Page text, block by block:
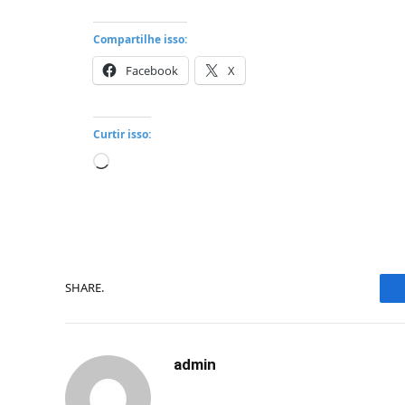
Compartilhe isso:
Facebook X
Curtir isso:
Carregando...
SHARE.
admin